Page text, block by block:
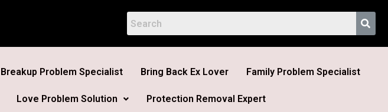
Breakup Problem Specialist Bring Back Ex Lover Family Problem Specialist
Love Problem Solution Protection Removal Expert